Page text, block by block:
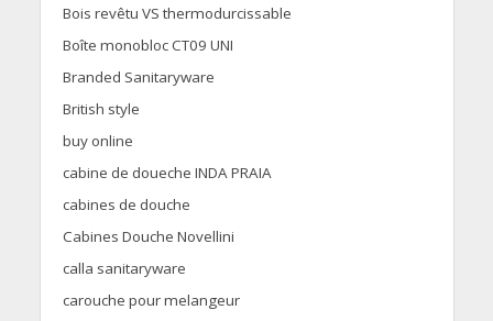
Bois revêtu VS thermodurcissable
Boîte monobloc CT09 UNI
Branded Sanitaryware
British style
buy online
cabine de doueche INDA PRAIA
cabines de douche
Cabines Douche Novellini
calla sanitaryware
carouche pour melangeur